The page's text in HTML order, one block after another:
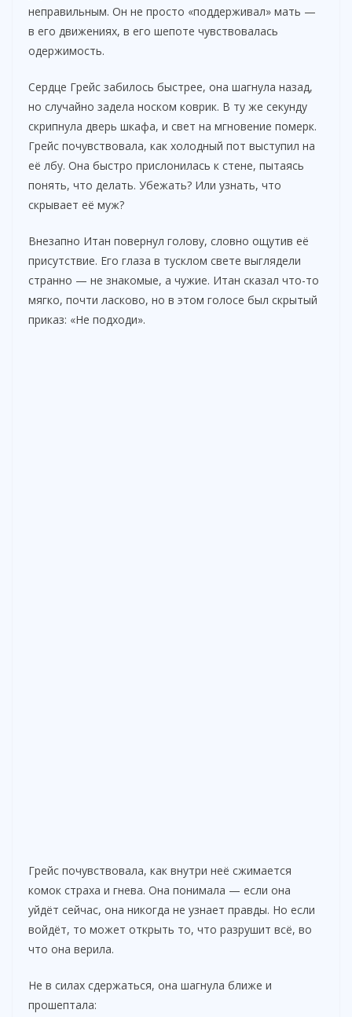
неправильным. Он не просто «поддерживал» мать —
в его движениях, в его шепоте чувствовалась
одержимость.
Сердце Грейс забилось быстрее, она шагнула назад,
но случайно задела носком коврик. В ту же секунду
скрипнула дверь шкафа, и свет на мгновение померк.
Грейс почувствовала, как холодный пот выступил на
её лбу. Она быстро прислонилась к стене, пытаясь
понять, что делать. Убежать? Или узнать, что
скрывает её муж?
Внезапно Итан повернул голову, словно ощутив её
присутствие. Его глаза в тусклом свете выглядели
странно — не знакомые, а чужие. Итан сказал что-то
мягко, почти ласково, но в этом голосе был скрытый
приказ: «Не подходи».
Грейс почувствовала, как внутри неё сжимается
комок страха и гнева. Она понимала — если она
уйдёт сейчас, она никогда не узнает правды. Но если
войдёт, то может открыть то, что разрушит всё, во
что она верила.
Не в силах сдержаться, она шагнула ближе и
прошептала: